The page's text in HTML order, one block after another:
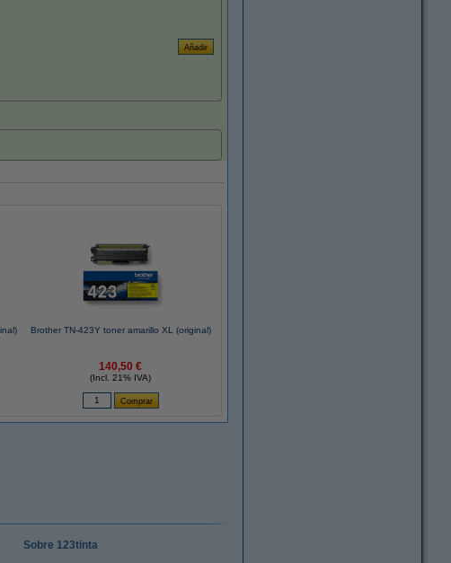
Brother TN-423Y toner amarillo XL (original)
140,50 €
(Incl. 21% IVA)
Sobre 123tinta